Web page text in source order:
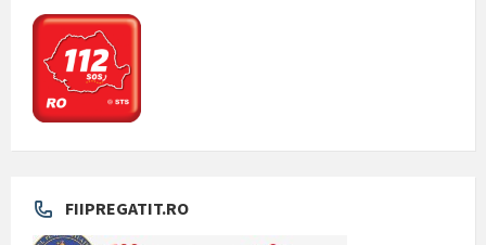
FIIPREGATIT.RO